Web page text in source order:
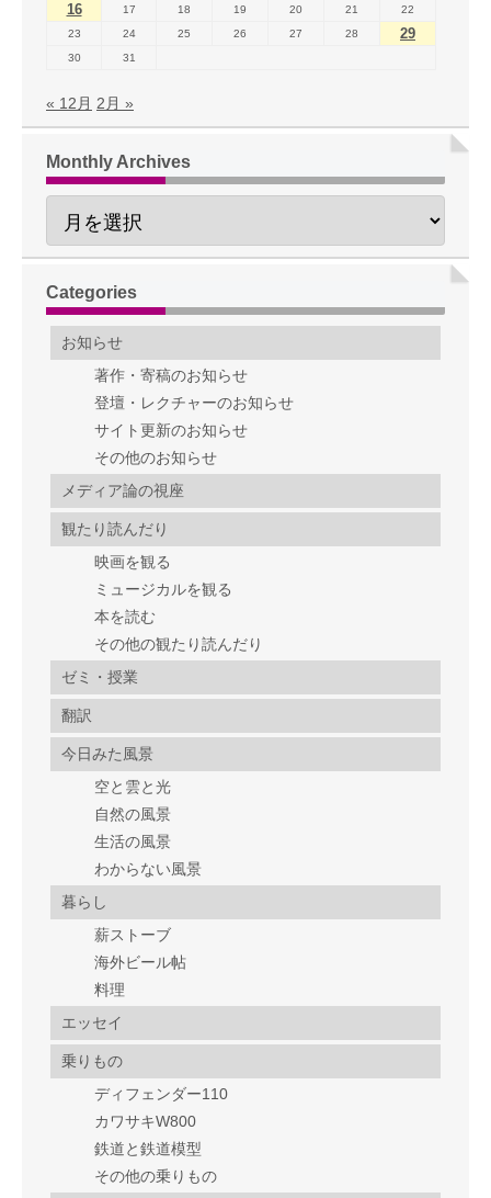
16
17 18 19 20 21
22
23
24 25 26 27 28 29
30 31
« 12月 2月 »
Monthly Archives
Categories
お知らせ
著作・寄稿のお知らせ
登壇・レクチャーのお知らせ
サイト更新のお知らせ
その他のお知らせ
メディア論の視座
観たり読んだり
映画を観る
ミュージカルを観る
本を読む
その他の観たり読んだり
ゼミ・授業
翻訳
今日みた風景
空と雲と光
自然の風景
生活の風景
わからない風景
暮らし
薪ストーブ
海外ビール帖
料理
エッセイ
乗りもの
ディフェンダー110
カワサキW800
鉄道と鉄道模型
その他の乗りもの